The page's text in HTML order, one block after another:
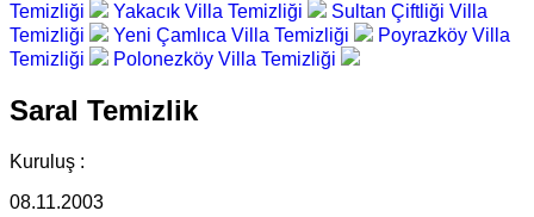
Temizliği
Yakacık Villa Temizliği
Sultan Çiftliği Villa
Temizliği
Yeni Çamlıca Villa Temizliği
Poyrazköy Villa
Temizliği
Polonezköy Villa Temizliği
Saral Temizlik
Kuruluş :
08.11.2003